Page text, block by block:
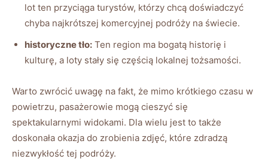
lot ten przyciąga turystów, którzy chcą doświadczyć
chyba najkrótszej komercyjnej podróży na świecie.
historyczne tło: Ten region ma bogatą historię i
kulturę, a loty stały się częścią lokalnej tożsamości.
Warto zwrócić uwagę na fakt, że mimo krótkiego czasu w
powietrzu, pasażerowie mogą cieszyć się
spektakularnymi widokami. Dla wielu jest to także
doskonała okazja do zrobienia zdjęć, które zdradzą
niezwykłość tej podróży.